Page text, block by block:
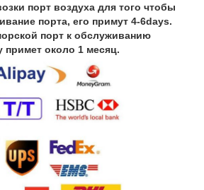
порт воздуха для того чтобы
порта, его примут 4-6days.
порт к обслуживанию
примет около 1 месяц.